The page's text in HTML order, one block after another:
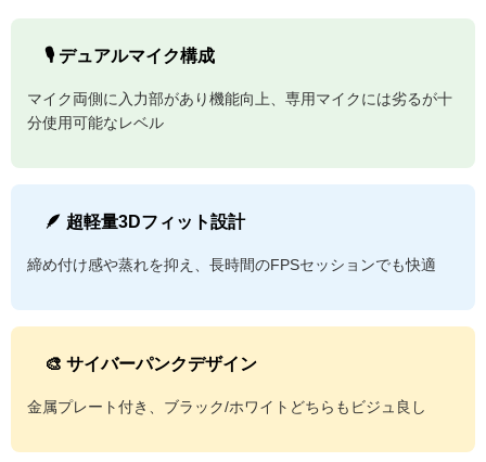
🎙️ デュアルマイク構成
マイク両側に入力部があり機能向上、専用マイクには劣るが十
分使用可能なレベル
🪶 超軽量3Dフィット設計
締め付け感や蒸れを抑え、長時間のFPSセッションでも快適
🎨 サイバーパンクデザイン
金属プレート付き、ブラック/ホワイトどちらもビジュ良し